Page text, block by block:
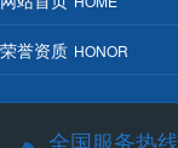
荣誉资质 HONOR
全国服务热线